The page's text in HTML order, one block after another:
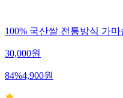
100% 국산쌀 전통방식 가
30,000원
84%4,900원